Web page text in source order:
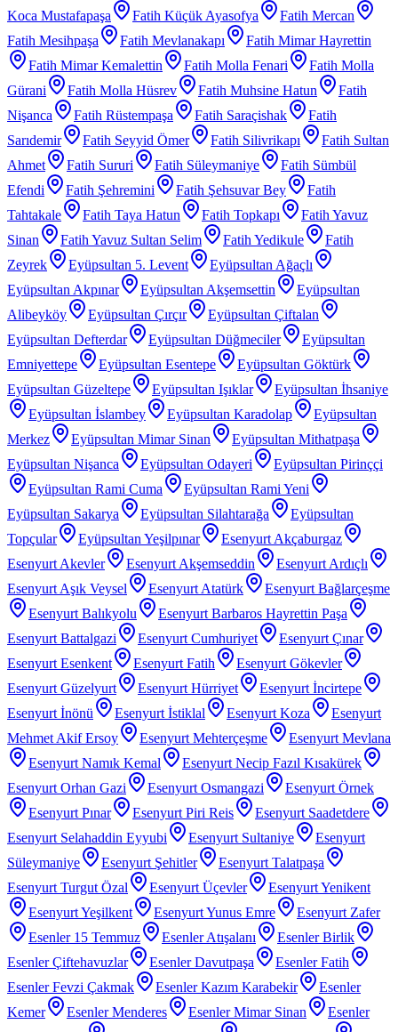
Koca Mustafapaşa Fatih Küçük Ayasofya
Fatih Mercan
Fatih Mesihpaşa
Fatih Mevlanakapı
Fatih Mimar Hayrettin
Fatih Mimar Kemalettin
Fatih Molla Fenari
Fatih Molla
Gürani
Fatih Molla Hüsrev Fatih Muhsine Hatun
Fatih
Nişanca
Fatih Rüstempaşa Fatih Saraçishak
Fatih
Sarıdemir
Fatih Seyyid Ömer Fatih Silivrikapı
Fatih Sultan
Ahmet
Fatih Sururi Fatih Süleymaniye
Fatih Sümbül
Efendi
Fatih Şehremini Fatih Şehsuvar Bey
Fatih
Tahtakale
Fatih Taya Hatun Fatih Topkapı
Fatih Yavuz
Sinan
Fatih Yavuz Sultan Selim Fatih Yedikule
Fatih
Zeyrek
Eyüpsultan 5. Levent
Eyüpsultan Ağaçlı
Eyüpsultan Akpınar
Eyüpsultan Akşemsettin
Eyüpsultan
Alibeyköy
Eyüpsultan Çırçır
Eyüpsultan Çiftalan
Eyüpsultan Defterdar
Eyüpsultan Düğmeciler
Eyüpsultan
Emniyettepe
Eyüpsultan Esentepe
Eyüpsultan Göktürk
Eyüpsultan Güzeltepe
Eyüpsultan Işıklar
Eyüpsultan İhsaniye
Eyüpsultan İslambey
Eyüpsultan Karadolap
Eyüpsultan
Merkez
Eyüpsultan Mimar Sinan
Eyüpsultan Mithatpaşa
Eyüpsultan Nişanca
Eyüpsultan Odayeri
Eyüpsultan Pirinççi
Eyüpsultan Rami Cuma
Eyüpsultan Rami Yeni
Eyüpsultan Sakarya
Eyüpsultan Silahtarağa
Eyüpsultan
Topçular
Eyüpsultan Yeşilpınar
Esenyurt Akçaburgaz
Esenyurt Akevler
Esenyurt Akşemseddin
Esenyurt Ardıçlı
Esenyurt Aşık Veysel
Esenyurt Atatürk
Esenyurt Bağlarçeşme
Esenyurt Balıkyolu
Esenyurt Barbaros Hayrettin Paşa
Esenyurt Battalgazi
Esenyurt Cumhuriyet
Esenyurt Çınar
Esenyurt Esenkent
Esenyurt Fatih
Esenyurt Gökevler
Esenyurt Güzelyurt
Esenyurt Hürriyet
Esenyurt İncirtepe
Esenyurt İnönü
Esenyurt İstiklal Esenyurt Koza
Esenyurt
Mehmet Akif Ersoy
Esenyurt Mehterçeşme
Esenyurt Mevlana
Esenyurt Namık Kemal
Esenyurt Necip Fazıl Kısakürek
Esenyurt Orhan Gazi
Esenyurt Osmangazi
Esenyurt Örnek
Esenyurt Pınar
Esenyurt Piri Reis
Esenyurt Saadetdere
Esenyurt Selahaddin Eyyubi
Esenyurt Sultaniye
Esenyurt
Süleymaniye
Esenyurt Şehitler
Esenyurt Talatpaşa
Esenyurt Turgut Özal
Esenyurt Üçevler
Esenyurt Yenikent
Esenyurt Yeşilkent
Esenyurt Yunus Emre
Esenyurt Zafer
Esenler 15 Temmuz
Esenler Atışalanı
Esenler Birlik
Esenler Çiftehavuzlar
Esenler Davutpaşa
Esenler Fatih
Esenler Fevzi Çakmak
Esenler Kazım Karabekir
Esenler
Kemer
Esenler Menderes Esenler Mimar Sinan
Esenler